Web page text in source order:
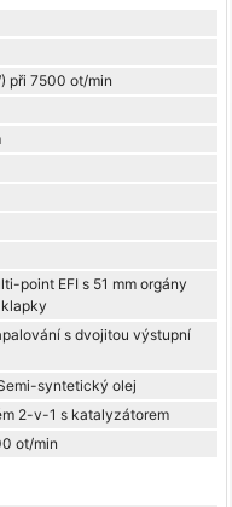
při 7500 ot/min
point EFI s 51 mm orgány
s dvojitou výstupní
syntetický olej
2-v-1 s katalyzátorem
ot/min